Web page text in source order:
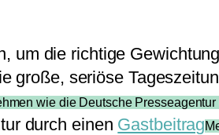
die richtige
große, seriöse
wie die Deutsche
durch einen Gastbeitrag